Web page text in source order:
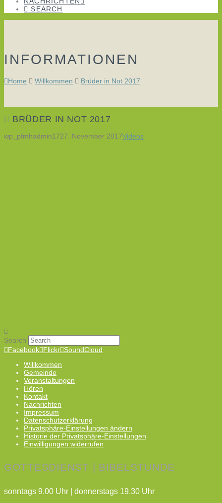
SEARCH
INFORMATIONEN
Home Willkommen Brüder in Not 2017
BRÜDER IN NOT 2017
wp_pfmhadmin1727. November 2017Videos
Search
Facebook Flickr SoundCloud
Willkommen
Gemeinde
Veranstaltungen
Hören
Kontakt
Nachrichten
Impressum
Datenschutzerklärung
Privatsphäre-Einstellungen ändern
Historie der Privatsphäre-Einstellungen
Einwilligungen widerrufen
GOTTESDIENST | BIBELSTUNDE
sonntags 9.00 Uhr | donnerstags 19.30 Uhr